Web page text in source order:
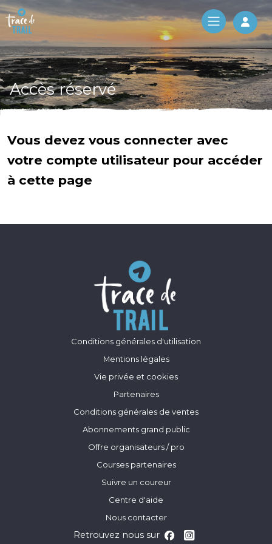
Log
Accès réservé
Vous devez vous connecter avec
votre compte utilisateur pour accéder
à cette page
Conditions générales d'utilisation
Mentions légales
Vie privée et cookies
Partenaires
Conditions générales de ventes
Abonnements grand public
Offre organisateurs / pro
Courses partenaires
Suivre un coureur
Centre d'aide
Nous contacter
Retrouvez nous sur